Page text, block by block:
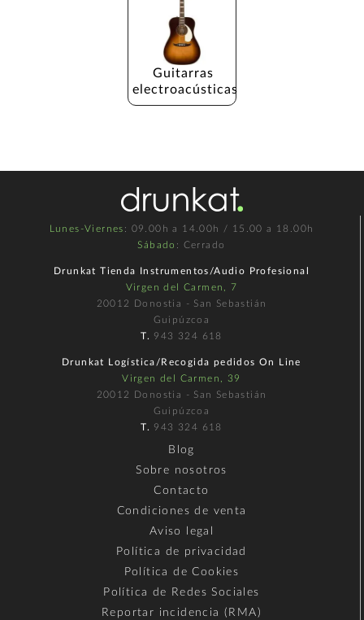
Guitarras
electroacústicas
Lunes-Viernes : 09.00h a 14.00h / 15.00 a 18.00h
Sábado : Cerrado
Drunkat Tienda Instrumentos/Audio Profesional
Virgen del Carmen, 7
20012 Donostia - San Sebastián
Guipúzcoa
T. 943 324 618
Drunkat Logística/Recogida pedidos On Line
Virgen del Carmen, 39
20012 Donostia - San Sebastián
Guipúzcoa
T. 943 324 618
Blog
Sobre nosotros
Contacto
Condiciones de venta
Aviso legal
Política de privacidad
Política de Cookies
Política de Redes Sociales
Reportar incidencia (RMA)